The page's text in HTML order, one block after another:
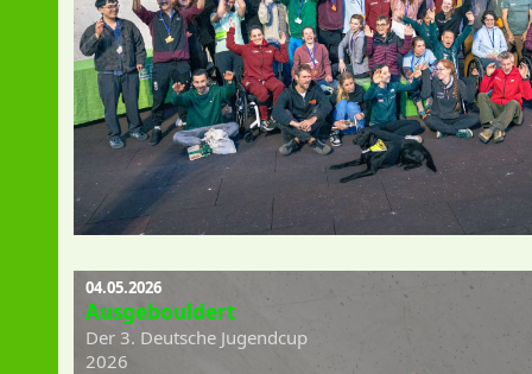
04.05.2026
Ausgebouldert
Der 3. Deutsche Jugendcup
2026